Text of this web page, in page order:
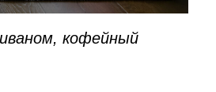
кофейный